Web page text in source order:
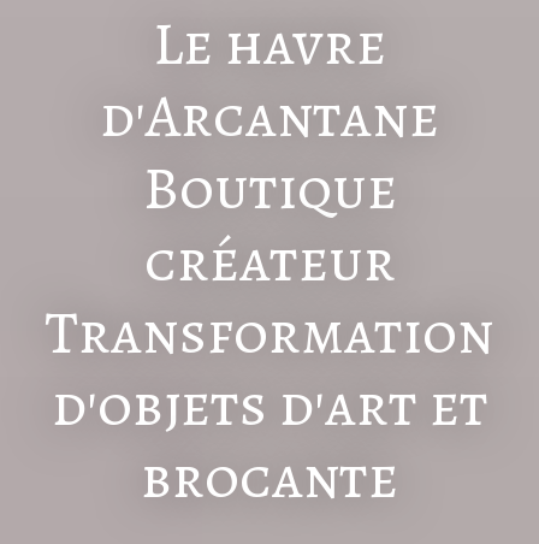
Le havre
d'Arcantane
Boutique
créateur
Transformation
d'objets d'art et
brocante